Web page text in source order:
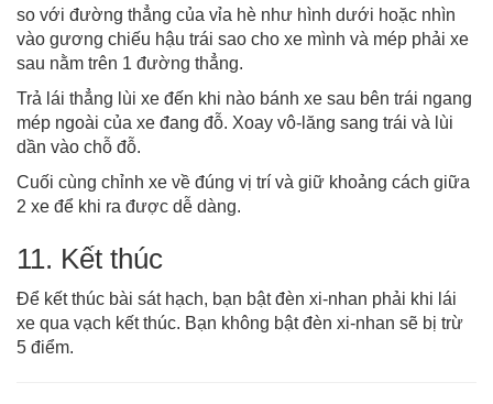
so với đường thẳng của vỉa hè như hình dưới hoặc nhìn
vào gương chiếu hậu trái sao cho xe mình và mép phải xe
sau nằm trên 1 đường thẳng.
Trả lái thẳng lùi xe đến khi nào bánh xe sau bên trái ngang
mép ngoài của xe đang đỗ. Xoay vô-lăng sang trái và lùi
dần vào chỗ đỗ.
Cuối cùng chỉnh xe về đúng vị trí và giữ khoảng cách giữa
2 xe để khi ra được dễ dàng.
11. Kết thúc
Để kết thúc bài sát hạch, bạn bật đèn xi-nhan phải khi lái
xe qua vạch kết thúc. Bạn không bật đèn xi-nhan sẽ bị trừ
5 điểm.